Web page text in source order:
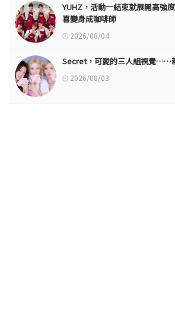
YUHZ，活動一結束就展開高
喜變身成咖啡師
2026/08/04
Secret，可愛的三人組視覺……
2026/08/03